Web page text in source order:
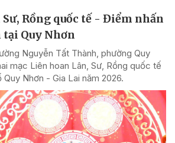
Rồng quốc tế - Điểm nhấn
tại Quy Nhơn
Nguyễn Tất Thành, phường Quy
mạc Liên hoan Lân, Sư, Rồng quốc tế
Nhơn - Gia Lai năm 2026.